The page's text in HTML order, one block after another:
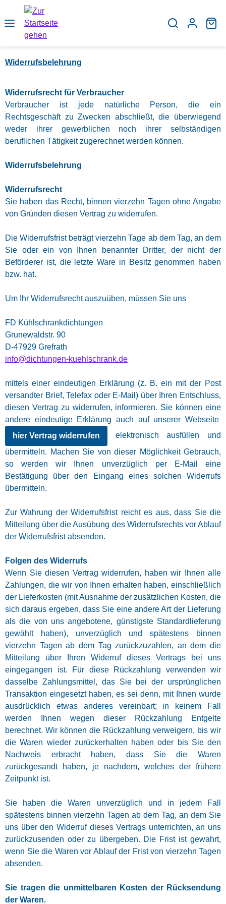
Zum Hauptinhalt springen
Widerrufsbelehrung
Widerrufsrecht für Verbraucher
Verbraucher ist jede natürliche Person, die ein
Rechtsgeschäft zu Zwecken abschließt, die überwiegend
weder ihrer gewerblichen noch ihrer selbständigen
beruflichen Tätigkeit zugerechnet werden können.
Widerrufsbelehrung
Widerrufsrecht
Sie haben das Recht, binnen vierzehn Tagen ohne Angabe
von Gründen diesen Vertrag zu widerrufen.
Die Widerrufsfrist beträgt vierzehn Tage ab dem Tag, an dem
Sie oder ein von Ihnen benannter Dritter, der nicht der
Beförderer ist, die letzte Ware in Besitz genommen haben
bzw. hat.
Um Ihr Widerrufsrecht auszuüben, müssen Sie uns
FD Kühlschrankdichtungen
Grunewaldstr. 90
D-47929 Grefrath
info@dichtungen-kuehlschrank.de
mittels einer eindeutigen Erklärung (z. B. ein mit der Post
versandter Brief, Telefax oder E-Mail) über Ihren Entschluss,
diesen Vertrag zu widerrufen, informieren. Sie können eine
andere eindeutige Erklärung auch auf unserer Webseite
hier Vertrag widerrufen
elektronisch ausfüllen und
übermitteln. Machen Sie von dieser Möglichkeit Gebrauch,
so werden wir Ihnen unverzüglich per E-Mail eine
Bestätigung über den Eingang eines solchen Widerrufs
übermitteln.
Zur Wahrung der Widerrufsfrist reicht es aus, dass Sie die
Mitteilung über die Ausübung des Widerrufsrechts vor Ablauf
der Widerrufsfrist absenden.
Folgen des Widerrufs
Wenn Sie diesen Vertrag widerrufen, haben wir Ihnen alle
Zahlungen, die wir von Ihnen erhalten haben, einschließlich
der Lieferkosten (mit Ausnahme der zusätzlichen Kosten, die
sich daraus ergeben, dass Sie eine andere Art der Lieferung
als die von uns angebotene, günstigste Standardlieferung
gewählt haben), unverzüglich und spätestens binnen
vierzehn Tagen ab dem Tag zurückzuzahlen, an dem die
Mitteilung über Ihren Widerruf dieses Vertrags bei uns
eingegangen ist. Für diese Rückzahlung verwenden wir
dasselbe Zahlungsmittel, das Sie bei der ursprünglichen
Transaktion eingesetzt haben, es sei denn, mit Ihnen wurde
ausdrücklich etwas anderes vereinbart; in keinem Fall
werden Ihnen wegen dieser Rückzahlung Entgelte
berechnet. Wir können die Rückzahlung verweigern, bis wir
die Waren wieder zurückerhalten haben oder bis Sie den
Nachweis erbracht haben, dass Sie die Waren
zurückgesandt haben, je nachdem, welches der frühere
Zeitpunkt ist.
Sie haben die Waren unverzüglich und in jedem Fall
spätestens binnen vierzehn Tagen ab dem Tag, an dem Sie
uns über den Widerruf dieses Vertrags unterrichten, an uns
zurückzusenden oder zu übergeben. Die Frist ist gewahrt,
wenn Sie die Waren vor Ablauf der Frist von vierzehn Tagen
absenden.
Sie tragen die unmittelbaren Kosten der Rücksendung
der Waren.